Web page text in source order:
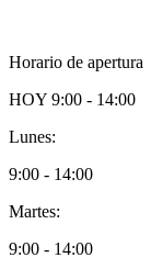
Horario de apertura
HOY 9:00 - 14:00
Lunes:
9:00 - 14:00
Martes:
9:00 - 14:00